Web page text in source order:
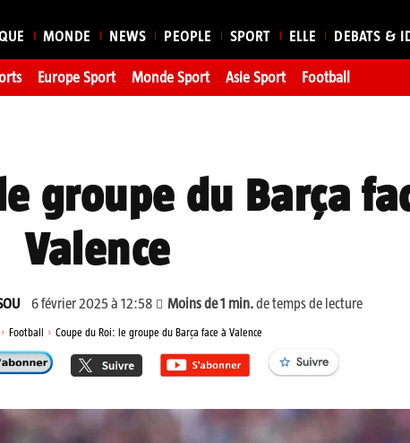
MONDE NEWS PEOPLE SPORT ELLE DEBATS &
Europe Sport Monde Sport Asie Sport Football
groupe du Barça
Valence
6 février 2025 à 12:58 Moins de 1 min. de temps de lecture
Football Coupe du Roi: le groupe du Barça face à Valence